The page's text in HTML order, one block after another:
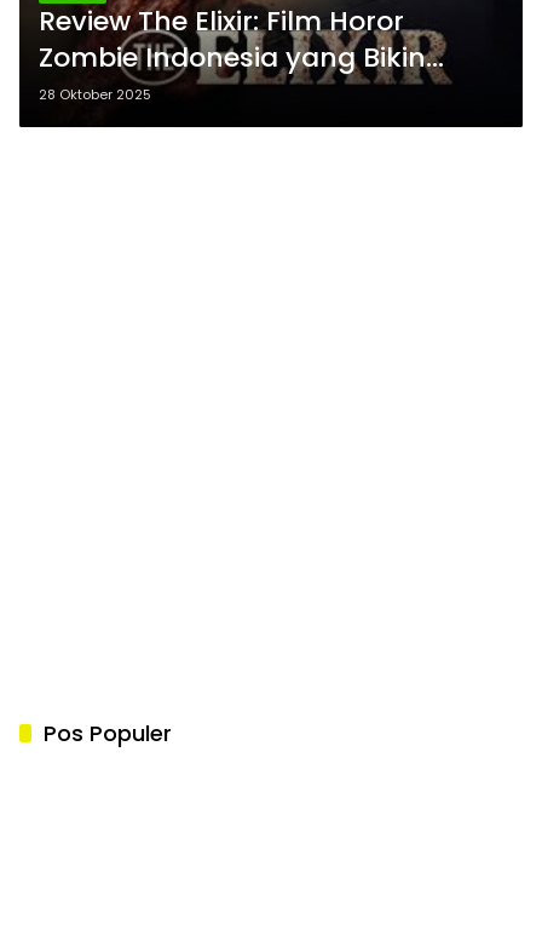
Review The Elixir: Film Horor
Zombie Indonesia yang Bikin
Dunia Tak Berkedip
28 Oktober 2025
Pos Populer